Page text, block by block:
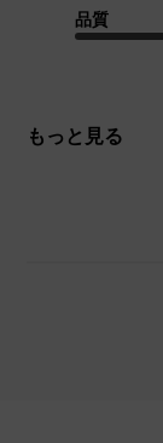
品質
もっと見る